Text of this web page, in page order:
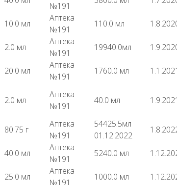
№191
10.0 мл
Аптека
№191
110.0 мл
2.0 мл
Аптека
№191
19940.0мл
20.0 мл
Аптека
№191
1760.0 мл 1.1.2021
2.0 мл
Аптека
№191
40.0 мл 1.9.2021
80.75 г
Аптека
№191
54425.5мл
01.12.2022
40.0 мл
Аптека
№191
5240.0 мл
25.0 мл
Аптека
№191
1000.0 мл